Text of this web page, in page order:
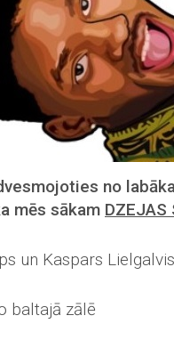
no
mēs sākam DZEJAS
un Kaspars Lielgalvis
baltajā zālē